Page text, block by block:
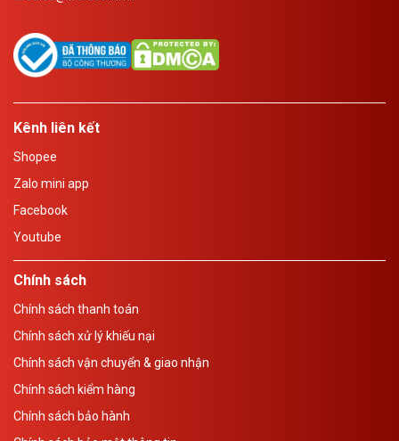
Kênh liên kết
Shopee
Zalo mini app
Facebook
Youtube
Chính sách
Chính sách thanh toán
Chính sách xử lý khiếu nại
Chính sách vận chuyển & giao nhận
Chính sách kiểm hàng
Chính sách bảo hành